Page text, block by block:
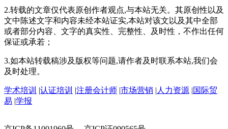
2.转载的文章仅代表原创作者观点,与本站无关。其原创性以及
文中陈述文字和内容未经本站证实,本站对该文以及其中全部
或者部分内容、文字的真实性、完整性、及时性，不作出任何
保证或承若；
3.如本站转载稿涉及版权等问题,请作者及时联系本站,我们会
及时处理。
学术培训 |认证培训 |注册会计师 |市场营销 | 人力资源 |国际贸
易 |学报